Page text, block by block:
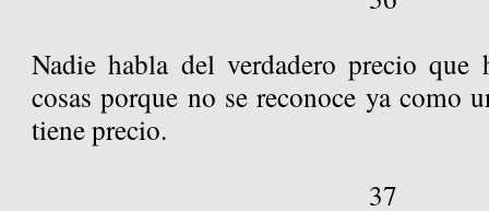
Nadie habla del verdadero precio que
cosas porque no se reconoce ya como
tiene precio.
37